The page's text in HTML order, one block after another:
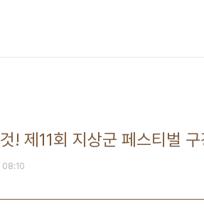
! 제11회 지상군 페스티벌
08:10